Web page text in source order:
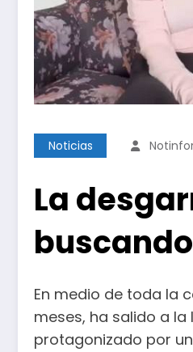
Noticias
La
En medio de toda la
meses, ha salido a
protagonizado por